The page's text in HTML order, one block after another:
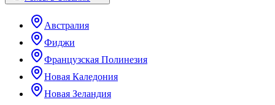
Австралия
Фиджи
Французская Полинезия
Новая Каледония
Новая Зеландия